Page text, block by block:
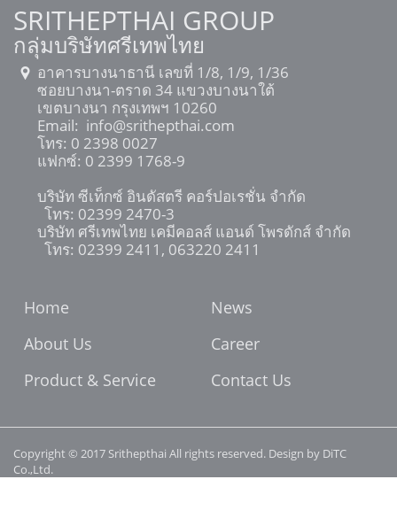
SRITHEPTHAI GROUP
กลุ่มบริษัทศรีเทพไทย
อาคารบางนาธานี เลขที่ 1/8, 1/9, 1/36
ซอยบางนา-ตราด 34 แขวงบางนาใต้
เขตบางนา กรุงเทพฯ 10260
Email: info@srithepthai.com
โทร: 0 2398 0027
แฟกซ์: 0 2399 1768-9
บริษัท ซีเท็กซ์ อินดัสตรี คอร์ปอเรชั่น จำกัด
โทร: 02399 2470-3
บริษัท ศรีเทพไทย เคมีคอลส์ แอนด์ โพรดักส์ จำกัด
โทร: 02399 2411, 063220 2411
Home
About Us
Product & Service
News
Career
Contact Us
Copyright © 2017 Srithepthai All rights reserved. Design by DiTC
Co.,Ltd.